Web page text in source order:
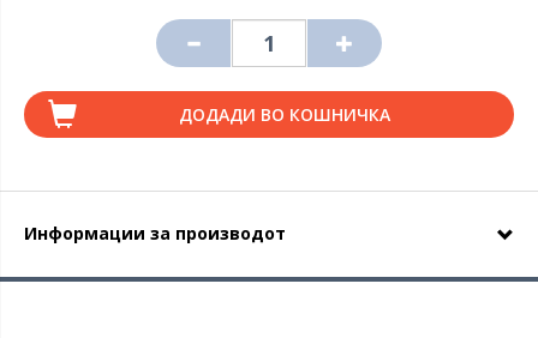
ДОДАДИ ВО КОШНИЧКА
Информации за производот